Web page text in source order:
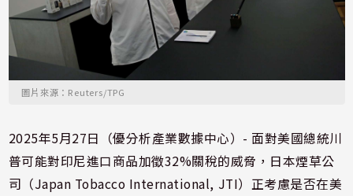
圖片來源：Reuters/TPG
2025年5月27日（優分析產業數據中心）- 面對美國總統川
普可能對印尼進口商品加徵32%關稅的威脅，日本煙草公
司（Japan Tobacco International, JTI）正考慮是否在美